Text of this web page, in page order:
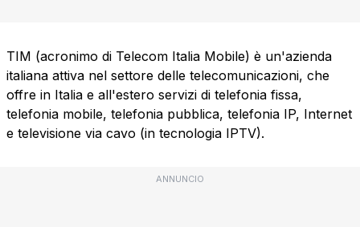
TIM (acronimo di Telecom Italia Mobile) è un'azienda
italiana attiva nel settore delle telecomunicazioni, che
offre in Italia e all'estero servizi di telefonia fissa,
telefonia mobile, telefonia pubblica, telefonia IP, Internet
e televisione via cavo (in tecnologia IPTV).
ANNUNCIO